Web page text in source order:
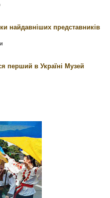
найдавніших представників
перший в Україні Музей